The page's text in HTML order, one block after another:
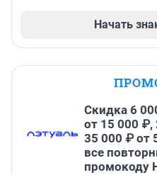
Начать
Скидка 6
от 15 000 ₽,
35 000 ₽ от
все
промокоду